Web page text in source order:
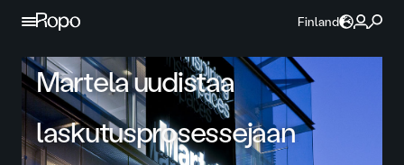
Jatka sisältöön
Finland
Martela uudistaa
laskutusprosessejaan